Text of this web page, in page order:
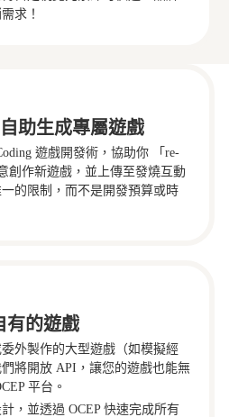
求！
助生成專屬遊戲
遊戲開發術，協助你 「re-
創作新遊戲，並上傳至發燒互動
的限制，而不是開發預算或時
有的遊戲
外製作的大型遊戲（如模擬經
將開放 API，讓您的遊戲也能無
平台。
，並透過 OCEP 快速完成所有